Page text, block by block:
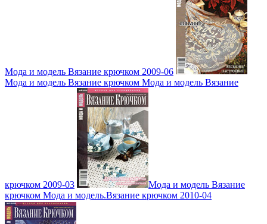
Мода и модель Вязание крючком 2009-06
Мода и модель Вязание крючком Мода и модель Вязание
крючком 2009-03
Мода и модель Вязание
крючком Мода и модель.Вязание крючком 2010-04